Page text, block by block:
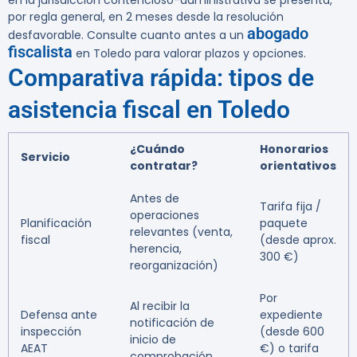
por regla general, en 2 meses desde la resolución
desfavorable. Consulte cuanto antes a un abogado
fiscalista en Toledo para valorar plazos y opciones.
Comparativa rápida: tipos de
asistencia fiscal en Toledo
Servicio
¿Cuándo
contratar?
Honorarios
orientativos
Planificación
fiscal
Antes de
operaciones
relevantes (venta,
herencia,
reorganización)
Tarifa fija /
paquete
(desde aprox.
300 €)
Defensa ante
inspección
AEAT
Al recibir la
notificación de
inicio de
Por
expediente
(desde 600
€) o tarifa